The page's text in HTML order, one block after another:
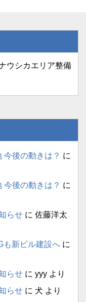
ウシカエリア整備
今後の動きは？ に
今後の動きは？ に
らせ に 佐藤洋太
も新ビル建設へ に
らせ に yyy より
らせ に 犬 より